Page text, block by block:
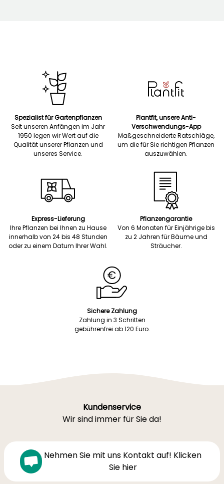
Spezialist für Gartenpflanzen
Seit unseren Anfängen im Jahr
1950 legen wir Wert auf die
Qualität unserer Pflanzen und
unseres Service.
Plantfit, unsere Anti-
Verschwendungs-App
Maßgeschneiderte Ratschläge,
um die für Sie richtigen Pflanzen
auszuwählen.
Express-Lieferung
Ihre Pflanzen bei Ihnen zu Hause
innerhalb von 24 bis 48 Stunden
oder zu einem Datum Ihrer Wahl.
Pflanzengarantie
Von 6 Monaten für Einjährige bis
zu 2 Jahren für Bäume und
Sträucher.
Sichere Zahlung
Zahlung in 3 Schritten
gebührenfrei ab 120 Euro.
Kundenservice
Wir sind immer für Sie da!
Nehmen Sie mit uns Kontakt auf! Klicken
Sie hier